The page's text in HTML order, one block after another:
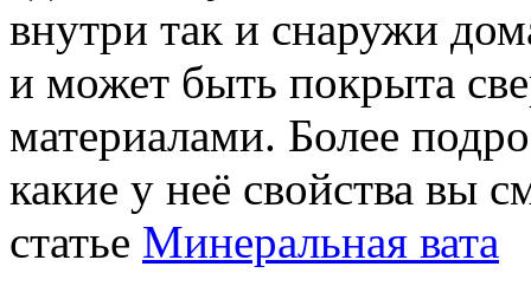
внутри так и снаружи
и может быть покрыта
материалами. Более
какие у неё свойства вы
статье Минеральная вата